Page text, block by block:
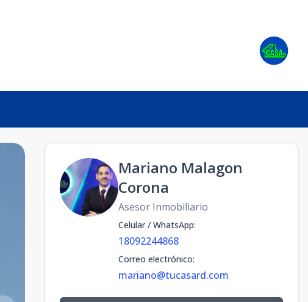
Mariano Malagon
Corona
Asesor Inmobiliario
Celular / WhatsApp:
18092244868
Correo electrónico:
mariano@tucasard.com